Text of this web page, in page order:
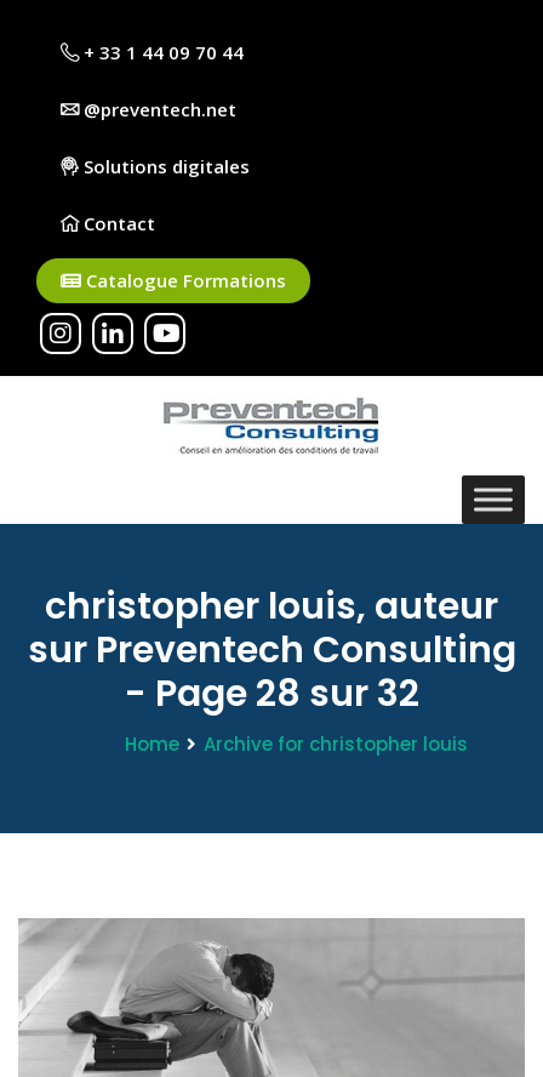
+ 33 1 44 09 70 44
@preventech.net
Solutions digitales
Contact
Catalogue Formations
christopher louis, auteur
sur Preventech Consulting
- Page 28 sur 32
Home Archive for christopher louis